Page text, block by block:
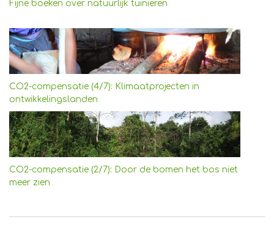
Fijne boeken over natuurlijk tuinieren
CO2-compensatie (4/7): Klimaatprojecten in
ontwikkelingslanden
CO2-compensatie (2/7): Door de bomen het bos niet
meer zien